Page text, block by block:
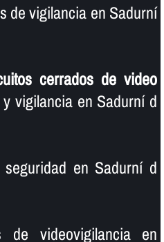
de vigilancia en Sadurní
cerrados de video
vigilancia en Sadurní d
en Sadurní d
de videovigilancia en